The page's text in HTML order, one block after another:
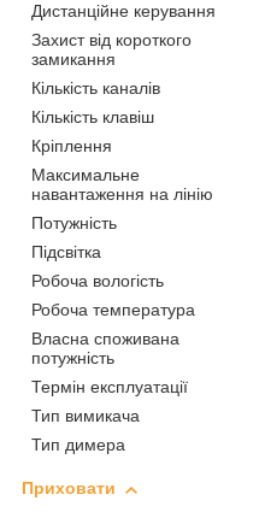
Дистанційне керування
Захист від короткого
замикання
Кількість каналів
Кількість клавіш
Кріплення
Максимальне
навантаження на лінію
Потужність
Підсвітка
Робоча вологість
Робоча температура
Власна споживана
потужність
Термін експлуатації
Тип вимикача
Тип димера
Приховати